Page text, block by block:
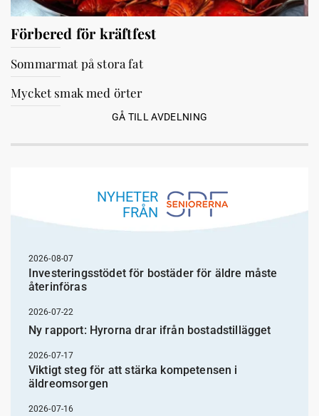
Förbered för kräftfest
Sommarmat på stora fat
Mycket smak med örter
GÅ TILL AVDELNING
NYHETER
FRÅN
2026-08-07
Investeringsstödet för bostäder för äldre måste
återinföras
2026-07-22
Ny rapport: Hyrorna drar ifrån bostadstillägget
2026-07-17
Viktigt steg för att stärka kompetensen i
äldreomsorgen
2026-07-16